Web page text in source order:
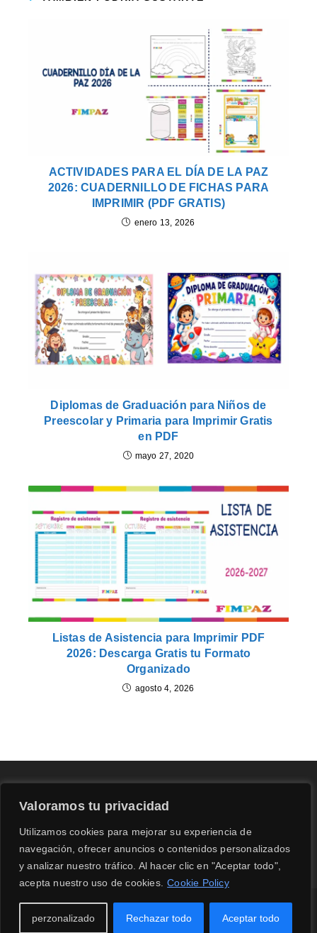
Valoramos tu privacidad
Utilizamos cookies para mejorar su experiencia de
navegación, ofrecer anuncios o contenidos personalizados
y analizar nuestro tráfico. Al hacer clic en "Aceptar todo",
acepta nuestro uso de cookies. Cookie Policy
perzonalizado Rechazar todo Aceptar todo
ACTIVIDADES PARA EL DÍA DE LA PAZ
2026: CUADERNILLO DE FICHAS PARA
IMPRIMIR (PDF GRATIS)
enero 13, 2026
Diplomas de Graduación para Niños de
Preescolar y Primaria para Imprimir Gratis
en PDF
mayo 27, 2020
Listas de Asistencia para Imprimir PDF
2026: Descarga Gratis tu Formato
Organizado
agosto 4, 2026
¿Quiénes somos? POLÍTICA DE PRIVACIDAD
AVISOS LEGALES
CONTACTANOS
POLITICA DE COOKIES